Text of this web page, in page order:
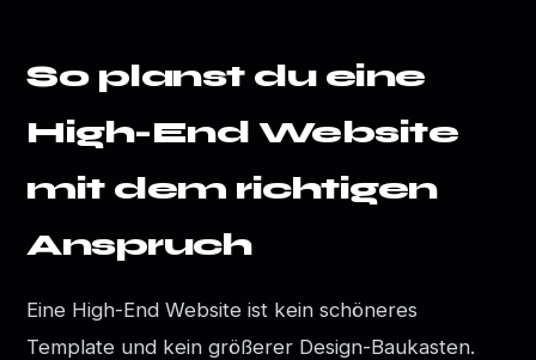
So planst du eine
High-End Website
mit dem richtigen
Anspruch
Eine High-End Website ist kein schöneres
Template und kein größerer Design-Baukasten.